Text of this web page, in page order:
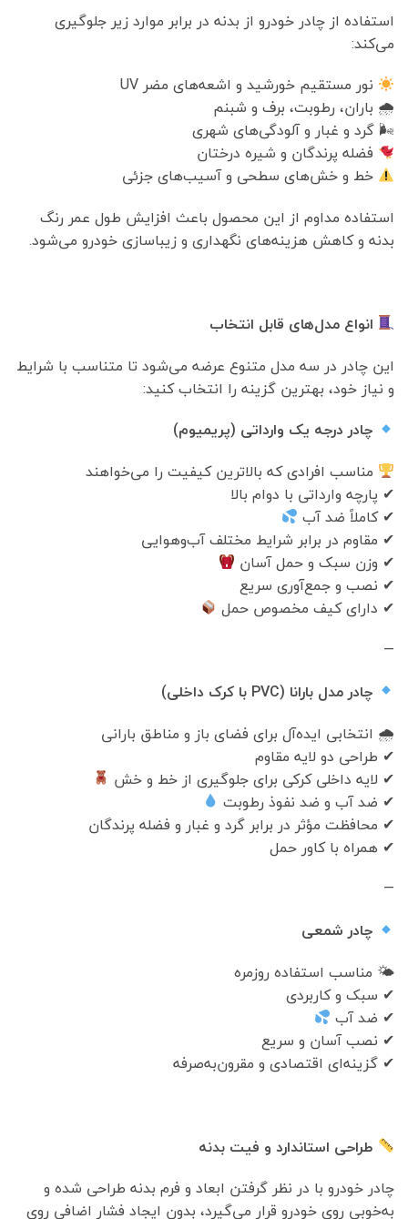
استفاده از چادر خودرو از بدنه در برابر موارد زیر جلوگیری
می‌کند:
نور مستقیم خورشید و اشعه‌های مضر UV
🌧 باران، رطوبت، برف و شبنم
🌬 گرد و غبار و آلودگی‌های شهری
فضله پرندگان و شیره درختان
خط و خش‌های سطحی و آسیب‌های جزئی
استفاده مداوم از این محصول باعث افزایش طول عمر رنگ
بدنه و کاهش هزینه‌های نگهداری و زیباسازی خودرو می‌شود.
انواع مدل‌های قابل انتخاب
این چادر در سه مدل متنوع عرضه می‌شود تا متناسب با شرایط
و نیاز خود، بهترین گزینه را انتخاب کنید:
چادر درجه یک وارداتی (پریمیوم)
مناسب افرادی که بالاترین کیفیت را می‌خواهند
✔ پارچه وارداتی با دوام بالا
✔ کاملاً ضد آب
✔ مقاوم در برابر شرایط مختلف آب‌وهوایی
✔ وزن سبک و حمل آسان
✔ نصب و جمع‌آوری سریع
✔ دارای کیف مخصوص حمل
—
چادر مدل بارانا (PVC با کرک داخلی)
🌧 انتخابی ایده‌آل برای فضای باز و مناطق بارانی
✔ طراحی دو لایه مقاوم
✔ لایه داخلی کرکی برای جلوگیری از خط و خش
✔ ضد آب و ضد نفوذ رطوبت
✔ محافظت مؤثر در برابر گرد و غبار و فضله پرندگان
✔ همراه با کاور حمل
—
چادر شمعی
🌤 مناسب استفاده روزمره
✔ سبک و کاربردی
✔ ضد آب
✔ نصب آسان و سریع
✔ گزینه‌ای اقتصادی و مقرون‌به‌صرفه
طراحی استاندارد و فیت بدنه
چادر خودرو با در نظر گرفتن ابعاد و فرم بدنه طراحی شده و
به‌خوبی روی خودرو قرار می‌گیرد، بدون ایجاد فشار اضافی روی